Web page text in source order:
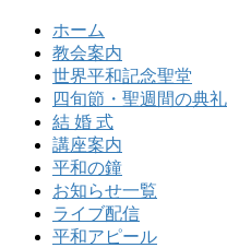
ホーム
教会案内
世界平和記念聖堂
四旬節・聖週間の典礼
結 婚 式
講座案内
平和の鐘
お知らせ一覧
ライブ配信
平和アピール